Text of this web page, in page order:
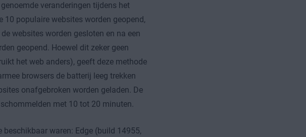
veranderingen tijdens het
10 populaire websites worden geopend,
websites worden gesloten en na een
geopend. Hoewel dit zeker geen
het web anders), geeft deze methode
browsers de batterij leeg trekken
onafgebroken worden geladen. De
met 10 tot 20 minuten.
waren: Edge (build 14955,